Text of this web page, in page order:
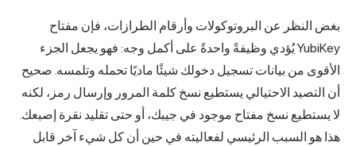
بغض النظر عن البروتوكولات وأرقام الطرازات، فإن مفتاح
YubiKey يُؤدي وظيفةً واحدةً على أكمل وجه: فهو يجعل الجزء
الأقوى من بيانات تسجيل دخولك شيئًا ماديًا تحمله وتلمسه. صحيح
أن التصيد الاحتيالي يستطيع نسخ كلمة المرور وإرسال رمز، لكنه
لا يستطيع نسخ مفتاح موجود في جيبك، أو حتى تقليد نقرة إصبعك.
هذا هو السبب الرئيسي لفعاليته في حين أن كل شيء آخر قابل